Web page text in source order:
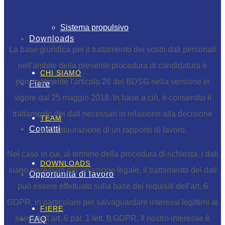
Sistema propulsivo
CHI SIAMO
TEAM
DOWNLOADS
FIERE
Downloads
Fiere
Contatti
Opportunità di lavoro
FAQ
La base giuridica per il trattamento dei vostri dati personali
nell'ambito della presente procedura di candidatura è
principalmente l'articolo 26 del BDSG nella versione in
vigore dal 25 maggio 2018. In base a ciò, è consentito il
trattamento dei dati necessari in relazione alla decisione
sull'instaurazione di un rapporto di lavoro.
Nel caso in cui, al termine della procedura di richiesta, i dati
siano necessari per un'azione legale, il trattamento dei dati
può essere effettuato sulla base dei requisiti dell'art. 6
GDPR, in particolare per salvaguardare interessi legittimi ai
sensi dell'art. 6 par. 1 lett. f) GDPR. Il nostro interesse è